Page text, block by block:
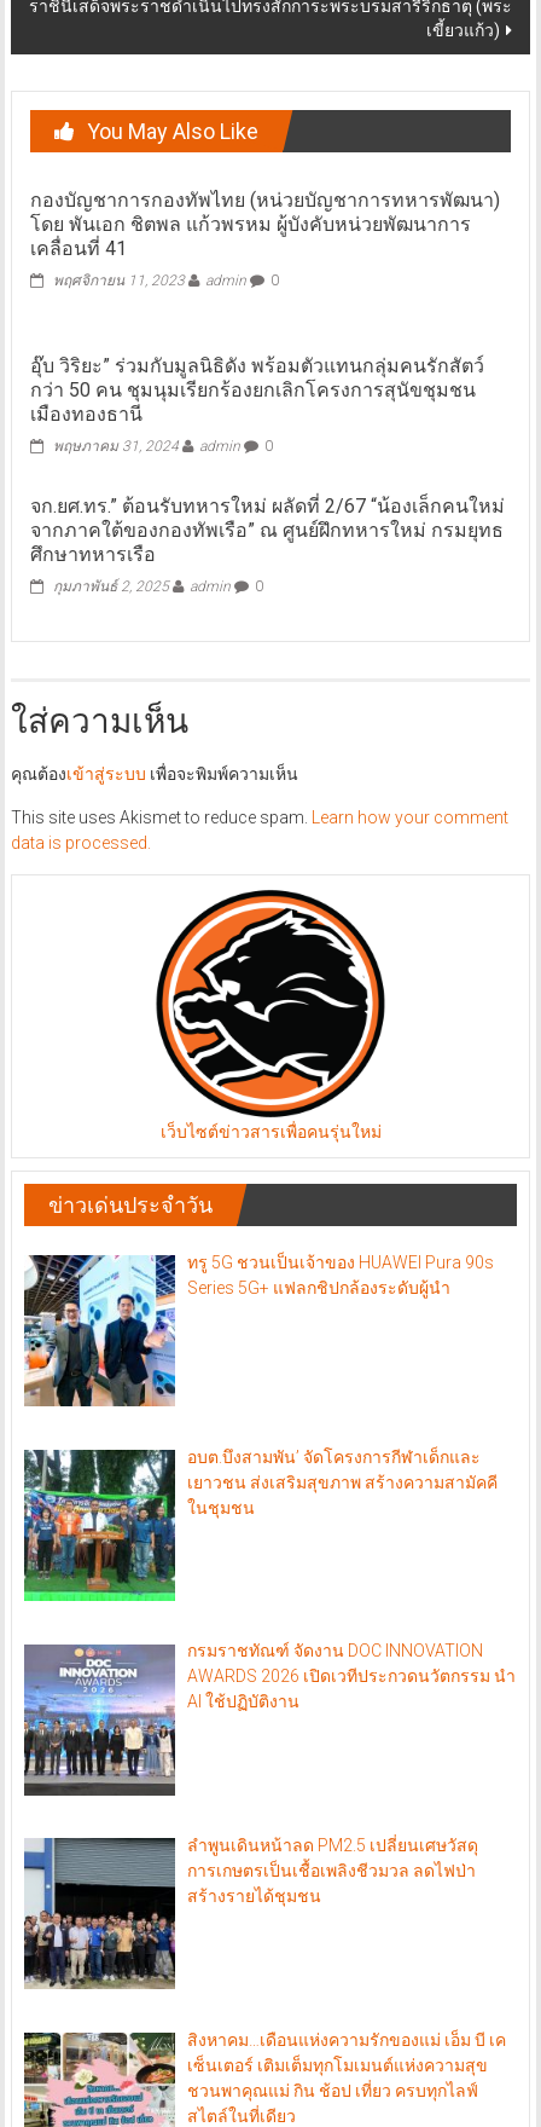
ราชินีเสด็จพระราชดำเนินไปทรงสักการะพระบรมสารีริกธาตุ (พระ
เขี้ยวแก้ว)
You May Also Like
กองบัญชาการกองทัพไทย (หน่วยบัญชาการทหารพัฒนา)
โดย พันเอก ชิตพล แก้วพรหม ผู้บังคับหน่วยพัฒนาการ
เคลื่อนที่ 41
พฤศจิกายน 11, 2023 admin 0
อุ๊บ วิริยะ” ร่วมกับมูลนิธิดัง พร้อมตัวแทนกลุ่มคนรักสัตว์
กว่า 50 คน ชุมนุมเรียกร้องยกเลิกโครงการสุนัขชุมชน
เมืองทองธานี
พฤษภาคม 31, 2024 admin 0
จก.ยศ.ทร.” ต้อนรับทหารใหม่ ผลัดที่ 2/67 “น้องเล็กคนใหม่
จากภาคใต้ของกองทัพเรือ” ณ ศูนย์ฝึกทหารใหม่ กรมยุทธ
ศึกษาทหารเรือ
กุมภาพันธ์ 2, 2025 admin 0
ใส่ความเห็น
คุณต้องเข้าสู่ระบบ เพื่อจะพิมพ์ความเห็น
This site uses Akismet to reduce spam.
Learn how your comment
data is processed.
เว็บไซต์ข่าวสารเพื่อคนรุ่นใหม่
ข่าวเด่นประจำวัน
ทรู 5G ชวนเป็นเจ้าของ HUAWEI Pura 90s
Series 5G+ แฟลกชิปกล้องระดับผู้นำ
อบต.บึงสามพัน’​ จัดโครงการกีฬาเด็กและ
เยาวชน ส่งเสริมสุขภาพ สร้างความสามัคคี
ในชุมชน
กรมราชทัณฑ์ จัดงาน DOC INNOVATION
AWARDS 2026 เปิดเวทีประกวดนวัตกรรม นำ
AI ใช้ปฏิบัติงาน
ลำพูนเดินหน้าลด PM2.5 เปลี่ยนเศษวัสดุ
การเกษตรเป็นเชื้อเพลิงชีวมวล ลดไฟป่า
สร้างรายได้ชุมชน
สิงหาคม…เดือนแห่งความรักของแม่ เอ็ม บี เค
เซ็นเตอร์ เติมเต็มทุกโมเมนต์แห่งความสุข
ชวนพาคุณแม่ กิน ช้อป เที่ยว ครบทุกไลฟ์
สไตล์ในที่เดียว